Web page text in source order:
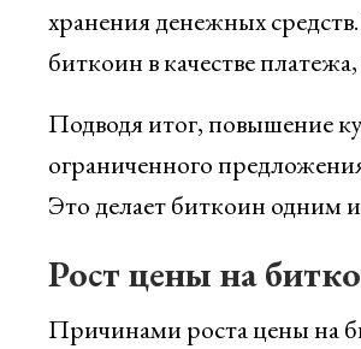
хранения денежных
биткоин в качестве
Подводя итог, повышение
ограниченного
Это делает биткоин одним
Рост цены на
Причинами роста цены на